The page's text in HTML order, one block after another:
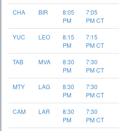
CHA
BIR
8:05
PM
7:05
PM CT
YUC
LEO
8:15
PM
7:15
PM CT
TAB
MVA
8:30
PM
7:30
PM CT
MTY
LAG
8:30
PM
7:30
PM CT
CAM
LAR
8:30
PM
7:30
PM CT